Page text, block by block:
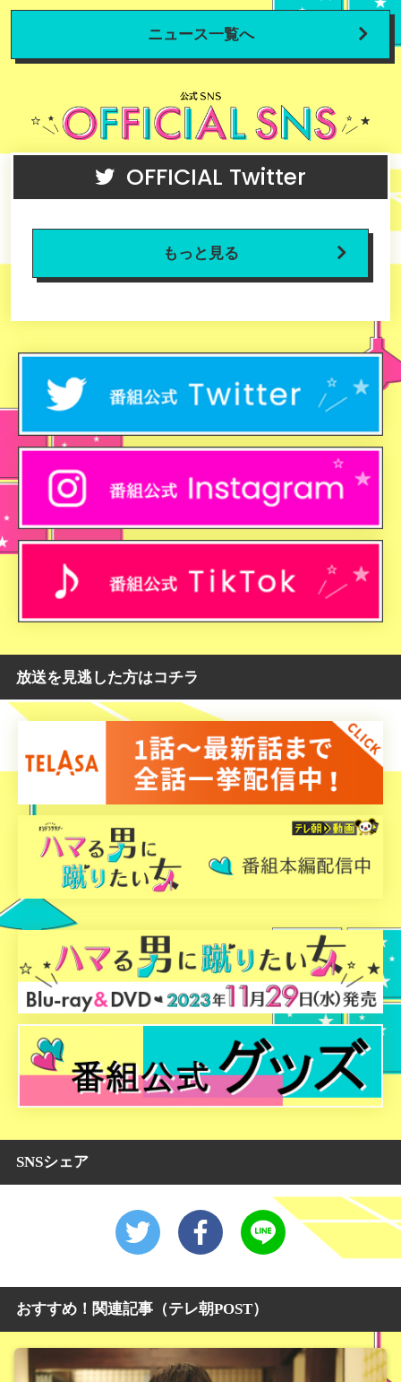
ニュース一覧へ
OFFICIAL Twitter
もっと見る
放送を見逃した方はコチラ
SNSシェア
おすすめ！関連記事（テレ朝POST）